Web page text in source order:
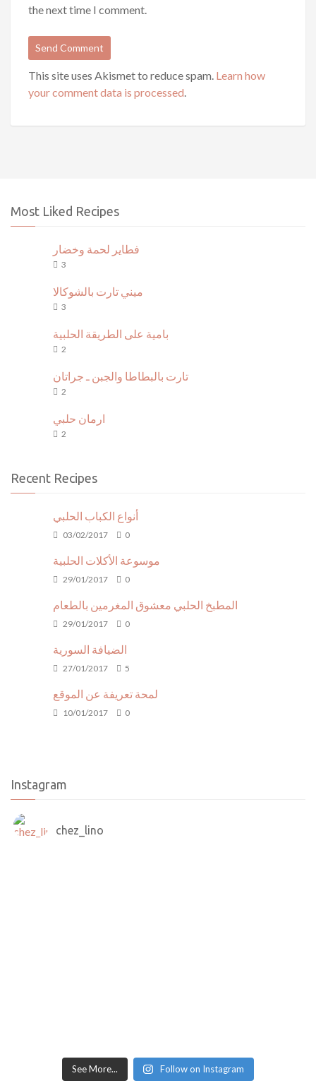
the next time I comment.
This site uses Akismet to reduce spam. Learn how
your comment data is processed.
Most Liked Recipes
فطاير لحمة وخضار
3
ميني تارت بالشوكالا
3
بامية على الطريقة الحلبية
2
تارت بالبطاطا والجبن ـ جراتان
2
ارمان حلبي
2
Recent Recipes
أنواع الكباب الحلبي
03/02/2017 0
موسوعة الأكلات الحلبية
29/01/2017 0
المطبخ الحلبي معشوق المغرمين بالطعام
29/01/2017 0
الضيافة السورية
27/01/2017 5
لمحة تعريفة عن الموقع
10/01/2017 0
Instagram
chez_lino
See More... Follow on Instagram